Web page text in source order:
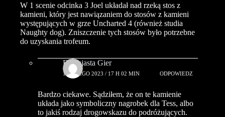
W 1 scenie odcinka 3 Joel układał nad rzeką stos z
kamieni, który jest nawiązaniem do stosów z kamieni
występujących w grze Uncharted 4 (również studia
Naughty dog). Zniszczenie tych stosów było potrzebne
do uzyskania trofeum.
Entuzjasta Gier
1 LUTEGO 2023 / 17 H 02 MIN ODPOWIEDZ
Bardzo ciekawe. Sądziłem, że on te kamienie
układa jako symboliczny nagrobek dla Tess, albo
to jakiś rodzaj drogowskazu do podróżujących.